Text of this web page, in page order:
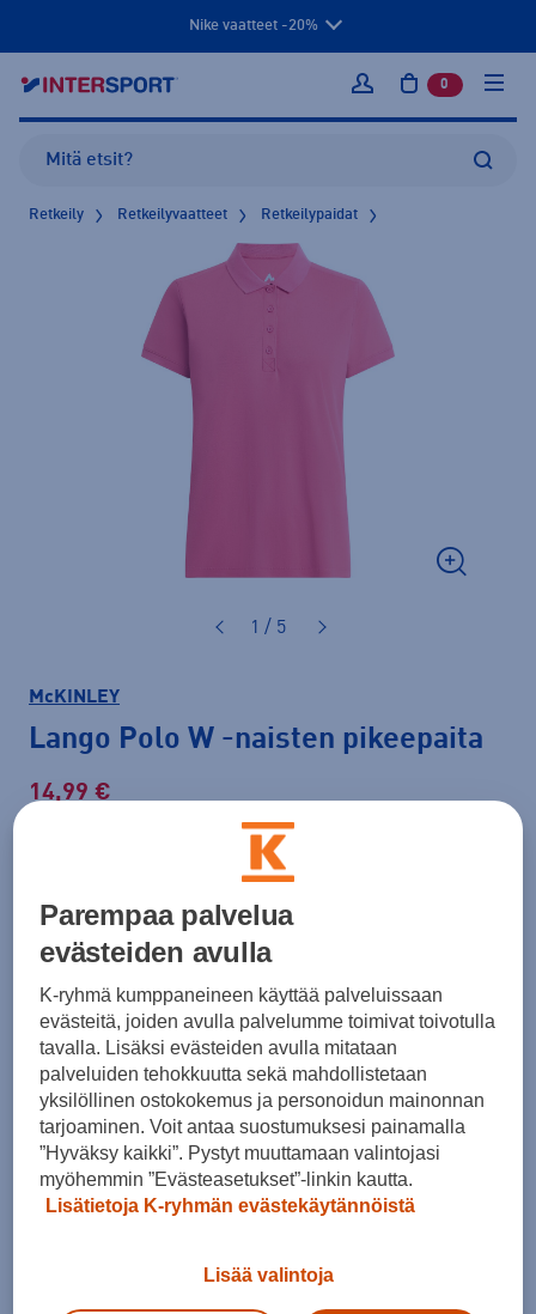
Nike vaatteet -20%
Kirjaudu sisään
0 tuotetta
Retkeily Retkeilyvaatteet Retkeilypaidat
1 / 5
McKINLEY
Lango Polo W -naisten pikeepaita
14,99 €
30pv alin hinta: 16,99 €
Lisätietoa
Koko
36 38 40 42 44 46 48
50 52
Parempaa palvelua
evästeiden avulla
K-ryhmä kumppaneineen käyttää palveluissaan
evästeitä, joiden avulla palvelumme toimivat toivotulla
tavalla. Lisäksi evästeiden avulla mitataan
palveluiden tehokkuutta sekä mahdollistetaan
yksilöllinen ostokokemus ja personoidun mainonnan
tarjoaminen. Voit antaa suostumuksesi painamalla
”Hyväksy kaikki”. Pystyt muuttamaan valintojasi
myöhemmin ”Evästeasetukset”-linkin kautta.
Lisätietoja K-ryhmän evästekäytännöistä
Lisää valintoja